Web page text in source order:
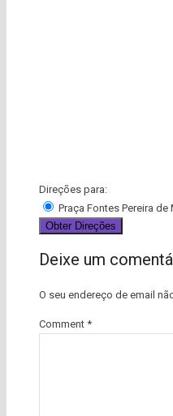
Direções para:
Praça Fontes Pereira de
Deixe um
O seu endereço de email
Comment *